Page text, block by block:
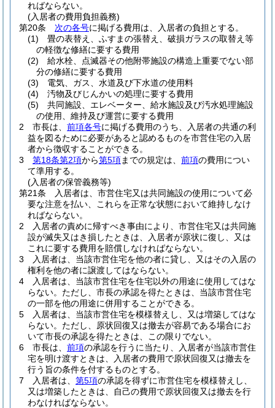
ればならない。
(入居者の費用負担義務)
第20条
次の各号に掲げる費用は、入居者の負担とする。
(1)
畳の表替え、ふすまの張替え、破損ガラスの取替え等
の軽徴な修繕に要する費用
(2)
給水栓、点滅器その他附帯施設の構造上重要でない部
分の修繕に要する費用
(3)
電気、ガス、水道及び下水道の使用料
(4)
汚物及びじんかいの処理に要する費用
(5)
共同施設、エレベーター、給水施設及び汚水処理施設
の使用、維持及び運営に要する費用
2
市長は、 前項各号に掲げる費用のうち、入居者の共通の利
益を図るために必要があると認めるものを市営住宅の入居
者から徴収することができる。
3
第18条第2項から第5項までの規定は、 前項の費用につい
て準用する。
(入居者の保管義務等)
第21条
入居者は、市営住宅又は共同施設の使用について必
要な注意を払い、これらを正常な状態において維持しなけ
ればならない。
2
入居者の責めに帰すべき事由により、市営住宅又は共同施
設が滅失又はき損したときは、入居者が原状に復し、又は
これに要する費用を賠償しなければならない。
3
入居者は、当該市営住宅を他の者に貸し、又はその入居の
権利を他の者に譲渡してはならない。
4
入居者は、当該市営住宅を住宅以外の用途に使用してはな
らない。 ただし、市長の承認を得たときは、当該市営住宅
の一部を他の用途に併用することができる。
5
入居者は、当該市営住宅を模様替えし、又は増築してはな
らない。 ただし、原状回復又は撤去が容易である場合にお
いて市長の承認を得たときは、この限りでない。
6
市長は、 前項の承認を行うに当たり、入居者が当該市営住
宅を明け渡すときは、入居者の費用で原状回復又は撤去を
行う旨の条件を付するものとする。
7
入居者は、 第5項の承認を得ずに市営住宅を模様替えし、
又は増築したときは、自己の費用で原状回復又は撤去を行
わなければならない。